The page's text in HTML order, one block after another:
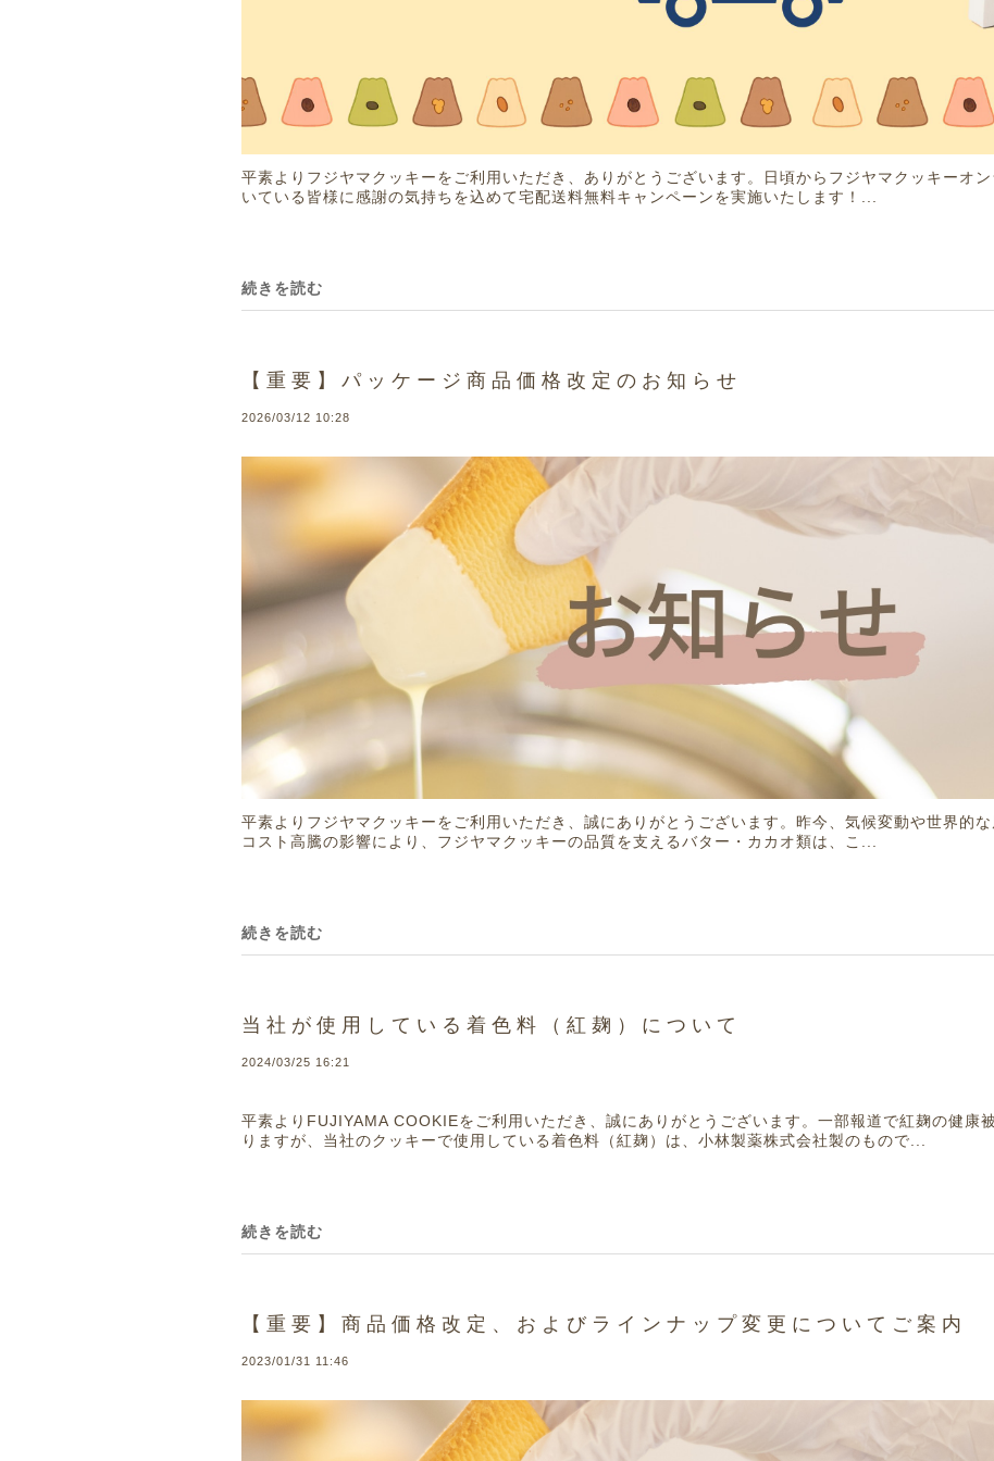
平素よりフジヤマクッキーをご利用いただき、ありがとうございます。日頃からフジヤマクッキーオ
いている皆様に感謝の気持ちを込めて宅配送料無料キャンペーンを実施いたします！...
続きを読む
【重要】パッケージ商品価格改定のお知らせ
2026/03/12 10:28
平素よりフジヤマクッキーをご利用いただき、誠にありがとうございます。昨今、気候変動や世界的
コスト高騰の影響により、フジヤマクッキーの品質を支えるバター・カカオ類は、こ...
続きを読む
当社が使用している着色料（紅麹）について
2024/03/25 16:21
平素よりFUJIYAMA COOKIEをご利用いただき、誠にありがとうございます。一部報道で紅麹の健康
りますが、当社のクッキーで使用している着色料（紅麹）は、小林製薬株式会社製のもので...
続きを読む
【重要】商品価格改定、およびラインナップ変更についてご案内
2023/01/31 11:46